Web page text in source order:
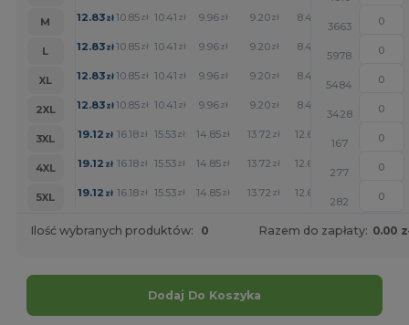
M
12.83zł 10.85zł 10.41 zł 9.96zł 9.20zł 8.47 +
3663
L
12.83zł 10.85zł 10.41 zł 9.96zł 9.20zł 8.47 +
5978
XL
12.83zł 10.85zł 10.41 zł 9.96zł 9.20zł 8.47
5484
2XL
12.83zł 10.85zł 10.41 zł 9.96zł 9.20zł 8.47 +
3428
3XL
19.12 zł 16.18zł 15.53zł 14.85zł 13.72 zł 12.63
167
4XL
19.12 zł 16.18zł 15.53zł 14.85zł 13.72 zł 12.63
277
5XL
19.12 zł 16.18zł 15.53zł 14.85zł 13.72 zł 12.63
282
Ilość wybranych produktów: 0 Razem do zapłaty: 0.00
Dodaj Do Koszyka